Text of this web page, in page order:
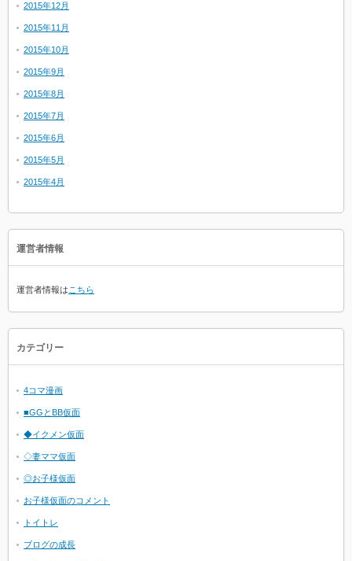
2015年12月
2015年11月
2015年10月
2015年9月
2015年8月
2015年7月
2015年6月
2015年5月
2015年4月
運営者情報
運営者情報は こちら
カテゴリー
4コマ漫画
■GGとBB仮面
◆イクメン仮面
◇妻ママ仮面
◎お子様仮面
お子様仮面のコメント
トイトレ
ブログの成長